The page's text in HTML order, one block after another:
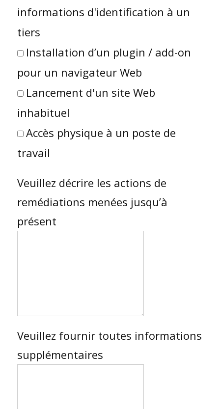
informations d'identification à un
tiers
Installation d’un plugin / add-on
pour un navigateur Web
Lancement d'un site Web
inhabituel
Accès physique à un poste de
travail
Veuillez décrire les actions de
remédiations menées jusqu’à
présent
Veuillez fournir toutes informations
supplémentaires